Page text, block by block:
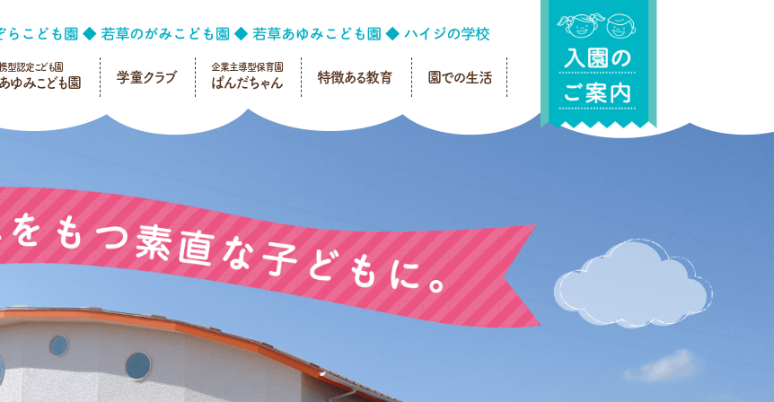
型認定こども園
ゆみこども園 学童クラブ
企業主導型保育園
ぱんだちゃん 特徴ある教育 園での生活